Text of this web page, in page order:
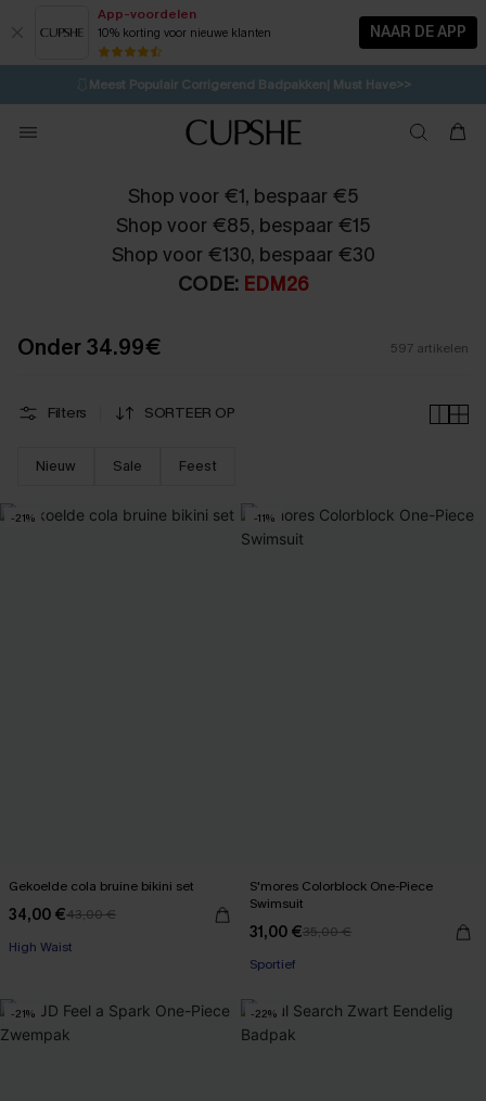
App-voordelen
10% korting voor nieuwe klanten NAAR DE APP
⚡️LAATSTE KANS | Tot 50% korting>>
🩱Meest Populair Corrigerend Badpakken| Must Have>>
💌Abonneer je & ontvang tot 15% korting>>
Koop 3, krijg 15% korting | CODE: SW15
Shop voor €1, bespaar €5
Shop voor €85, bespaar €15
Shop voor €130, bespaar €30
CODE: EDM26
Onder 34.99€ 597 artikelen
Filters SORTEER OP
Nieuw Sale Feest
-21%
Gekoelde cola bruine bikini set
34,00 €43,00 €
【AG18】2 met 10% korting
High Waist
-11%
S'mores Colorblock One-Piece
Swimsuit
31,00 €35,00 €
【AG18】2 met 10% korting
Sportief
-21% -22%